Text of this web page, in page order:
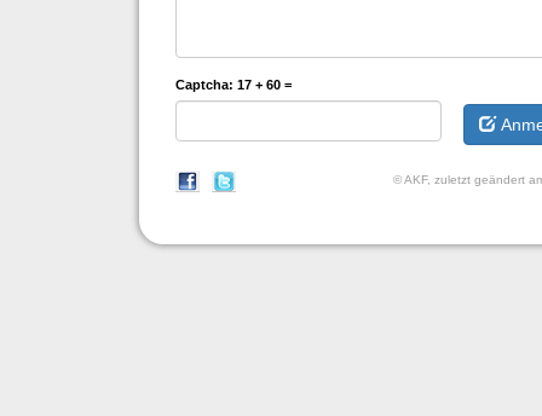
Captcha: 17 + 60 =
© AKF, zuletzt geändert